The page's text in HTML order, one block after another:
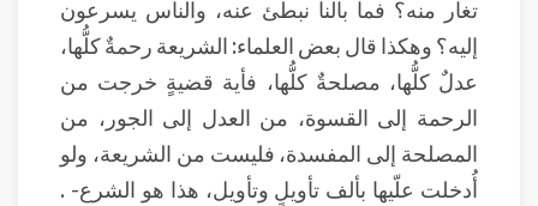
تغار منه؟ فما بالنا نبطئ عنه، والناس يسرعون
إليه؟ وهكذا قال بعض العلماء: الشريعة رحمةٌ كلُّها،
عدلٌ كلُّها، مصلحةٌ كلُّها، فأية قضيةٍ خرجت من
الرحمة إلى القسوة، من العدل إلى الجور، من
المصلحة إلى المفسدة، فليست من الشريعة، ولو
أُدخلت علّيها بألف تأويلٍ وتأويل، هذا هو الشرع- .